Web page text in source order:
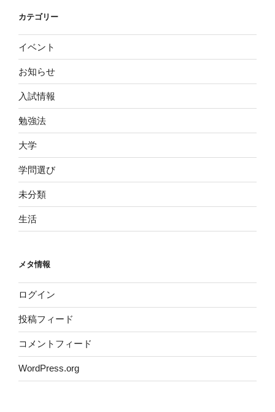
カテゴリー
イベント
お知らせ
入試情報
勉強法
大学
学問選び
未分類
生活
メタ情報
ログイン
投稿フィード
コメントフィード
WordPress.org